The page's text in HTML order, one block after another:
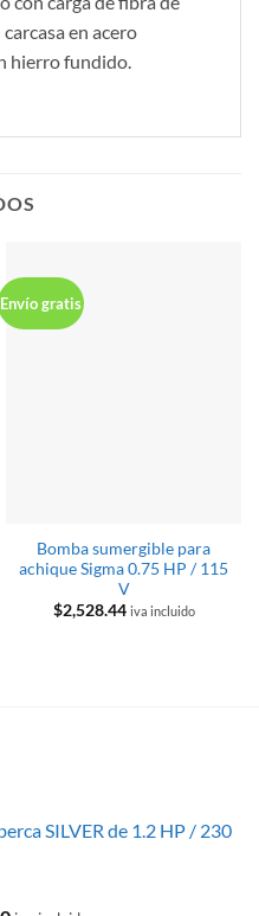
en acero
hierro fundido.
Envío gratis
Bomba sumergible para
achique Sigma 0.75 HP / 115
V
$2,528.44 iva incluido
SILVER de 1.2 HP / 230